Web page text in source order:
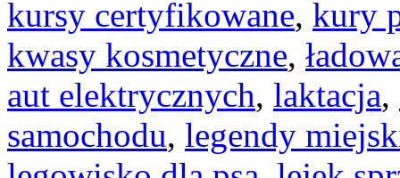
kursy certyfikowane, kury
kwasy kosmetyczne,
aut elektrycznych, laktacja,
samochodu, legendy